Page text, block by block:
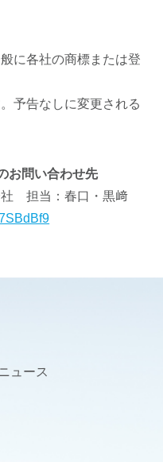
に各社の商標または登
予告なしに変更される
お問い合わせ先
社 担当：春口・黒﨑
ュース